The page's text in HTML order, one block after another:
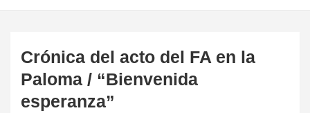
Crónica del acto del FA en la
Paloma / “Bienvenida
esperanza”